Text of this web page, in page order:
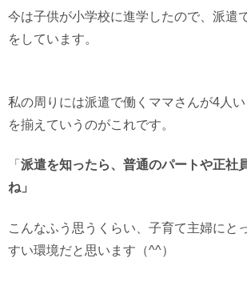
今は子供が小学校に進学したので、派遣
をしています。
私の周りには派遣で働くママさんが4人
を揃えていうのがこれです。
「 派遣を知ったら、普通のパートや正社
ね」
こんなふう思うくらい、子育て主婦にと
すい環境だと思います（^^）